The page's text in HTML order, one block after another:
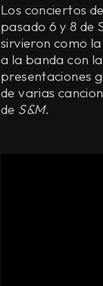
Los conciertos de
pasado 6 y 8 de
sirvieron como
a la banda con
presentaciones
de varias
de S&M.